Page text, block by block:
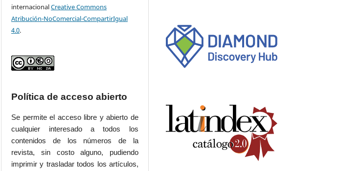
internacionalCreative Commons
Atribución-NoComercial-CompartirIgual
4.0.
Política de acceso abierto
Se permite el acceso libre y abierto de
cualquier interesado a todos los
contenidos de los números de la
revista, sin costo alguno, pudiendo
imprimir y trasladar todos los artículos,